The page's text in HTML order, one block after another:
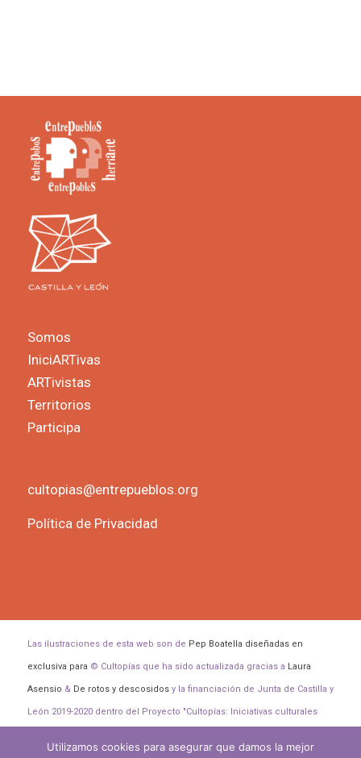
Somos
IniciARTivas
ARTivistas
Territorios
Participa
cultopias@entrepueblos.org
Política de Privacidad
Las ilustraciones de esta web son de Pep Boatella diseñadas en
exclusiva para © Cultopías que ha sido actualizada gracias a Laura
Asensio & De rotos y descosidosy la financiación de Junta de Castilla y
León 2019-2020 dentro del Proyecto "Cultopías: Iniciativas culturales
Utilizamos cookies para asegurar que damos la mejor